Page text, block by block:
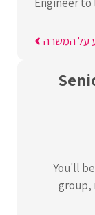
על המשרה
You'll
group,